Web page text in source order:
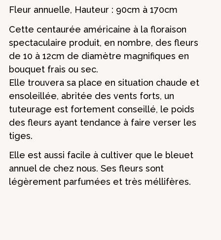
Fleur annuelle, Hauteur : 90cm à 170cm
Cette centaurée américaine à la floraison
spectaculaire produit, en nombre, des fleurs
de 10 à 12cm de diamètre magnifiques en
bouquet frais ou sec.
Elle trouvera sa place en situation chaude et
ensoleillée, abritée des vents forts, un
tuteurage est fortement conseillé, le poids
des fleurs ayant tendance à faire verser les
tiges.
Elle est aussi facile à cultiver que le bleuet
annuel de chez nous. Ses fleurs sont
légèrement parfumées et très méllifères.